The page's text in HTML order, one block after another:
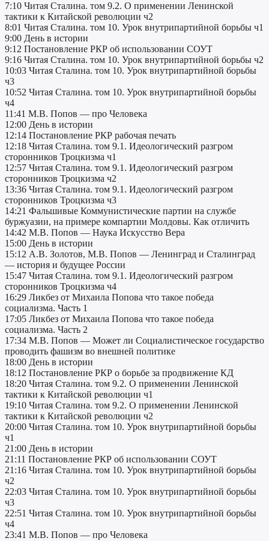
7:10 Читая Сталина. том 9.2. О применении Ленинской
тактики к Китайской революции ч2
8:01 Читая Сталина. том 10. Урок внутрипартийной борьбы ч1
9:00 День в истории
9:12 Постановление РКР об использовании СОУТ
9:16 Читая Сталина. том 10. Урок внутрипартийной борьбы ч2
10:03 Читая Сталина. том 10. Урок внутрипартийной борьбы
ч3
10:52 Читая Сталина. том 10. Урок внутрипартийной борьбы
ч4
11:41 М.В. Попов — про Человека
12:00 День в истории
12:14 Постановление РКР рабочая печать
12:18 Читая Сталина. том 9.1. Идеологический разгром
сторонников Троцкизма ч1
12:57 Читая Сталина. том 9.1. Идеологический разгром
сторонников Троцкизма ч2
13:36 Читая Сталина. том 9.1. Идеологический разгром
сторонников Троцкизма ч3
14:21 Фальшивые Коммунистические партии на службе
буржуазии, на примере компартии Молдовы. Как отличить
14:42 М.В. Попов — Наука Искусство Вера
15:00 День в истории
15:12 А.В. Золотов, М.В. Попов — Ленинград и Сталинград
— история и будущее России
15:47 Читая Сталина. том 9.1. Идеологический разгром
сторонников Троцкизма ч4
16:29 Ликбез от Михаила Попова что такое победа
социализма. Часть 1
17:05 Ликбез от Михаила Попова что такое победа
социализма. Часть 2
17:34 М.В. Попов — Может ли Социалистическое государство
проводить фашизм во внешней политике
18:00 День в истории
18:12 Постановление РКР о борьбе за продвижение КД
18:20 Читая Сталина. том 9.2. О применении Ленинской
тактики к Китайской революции ч1
19:10 Читая Сталина. том 9.2. О применении Ленинской
тактики к Китайской революции ч2
20:00 Читая Сталина. том 10. Урок внутрипартийной борьбы
ч1
21:00 День в истории
21:11 Постановление РКР об использовании СОУТ
21:16 Читая Сталина. том 10. Урок внутрипартийной борьбы
ч2
22:03 Читая Сталина. том 10. Урок внутрипартийной борьбы
ч3
22:51 Читая Сталина. том 10. Урок внутрипартийной борьбы
ч4
23:41 М.В. Попов — про Человека